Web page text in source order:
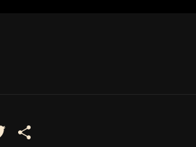
Twitter